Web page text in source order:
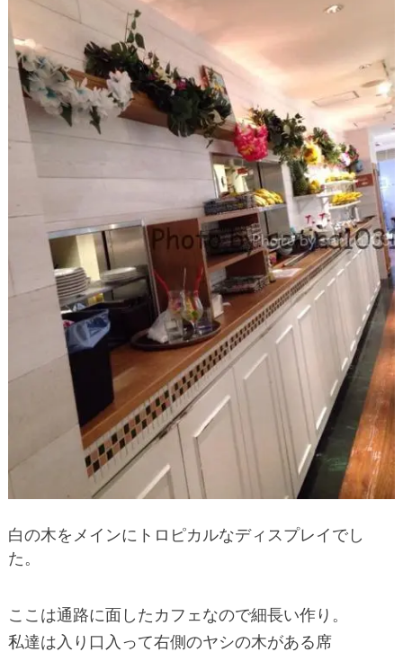
白の木をメインにトロピカルなディスプレイでし
た。
ここは通路に面したカフェなので細長い作り。
私達は入り口入って右側のヤシの木がある席